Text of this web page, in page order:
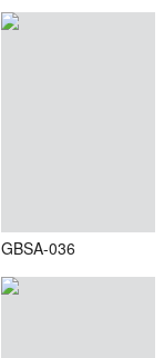
GBSA-036